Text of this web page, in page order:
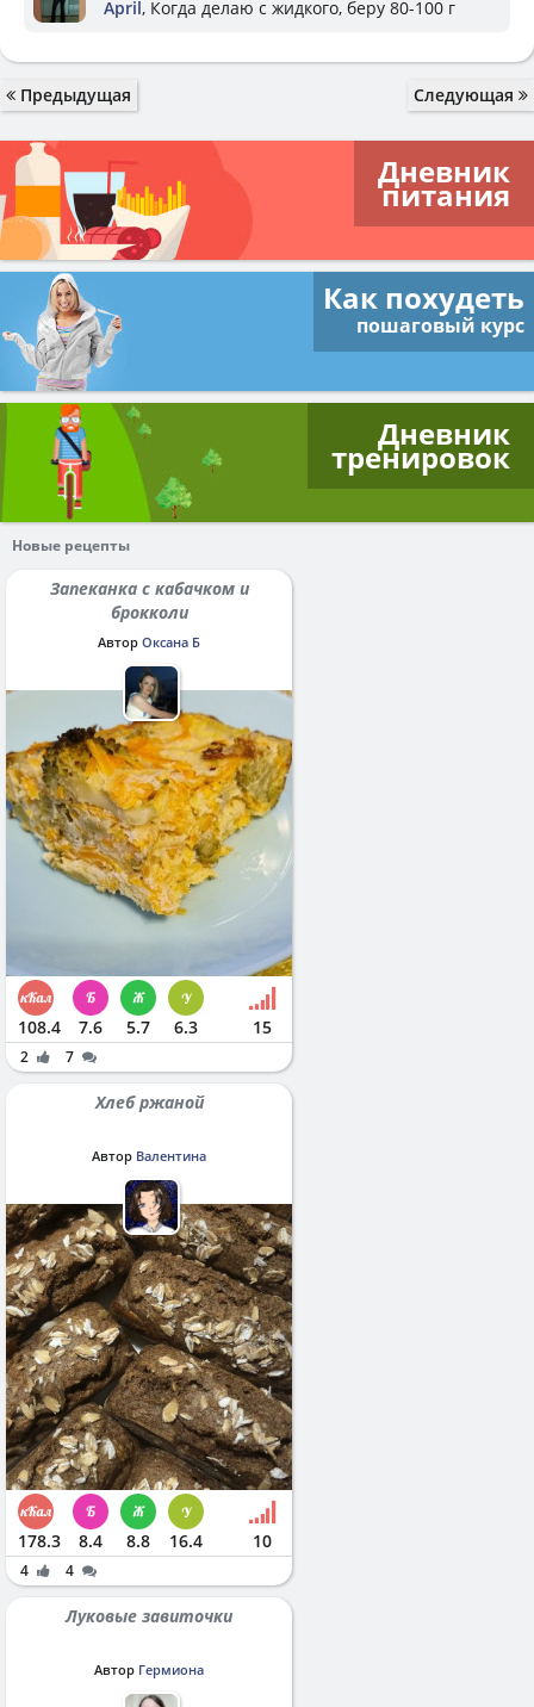
April, Когда делаю с жидкого, беру 80-100 г
Предыдущая Следующая
Дневник
питания
Как похудеть
пошаговый курс
Дневник
тренировок
Новые рецепты
Запеканка с кабачком и
брокколи
Автор Оксана Б
108.4 7.6 5.7 6.3 15
2 7
Хлеб ржаной
Автор Валентина
178.3 8.4 8.8 16.4 10
4 4
Луковые завиточки
Автор Гермиона